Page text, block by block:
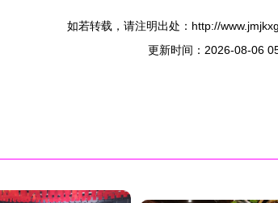
如若转载，请注明出处：http://
更新时间：2026-08-06